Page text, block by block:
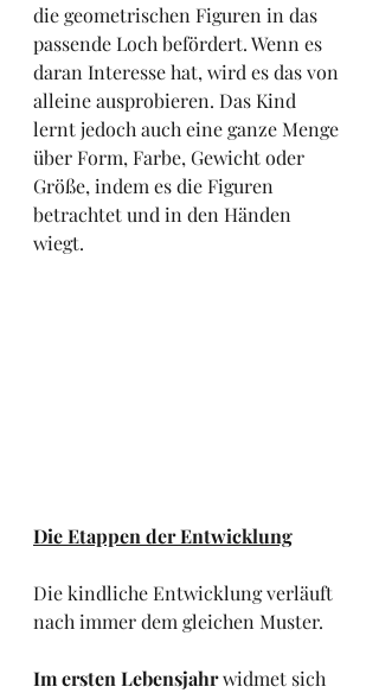
die geometrischen Figuren in das
passende Loch befördert. Wenn es
daran Interesse hat, wird es das von
alleine ausprobieren. Das Kind
lernt jedoch auch eine ganze Menge
über Form, Farbe, Gewicht oder
Größe, indem es die Figuren
betrachtet und in den Händen
wiegt.
Die Etappen der Entwicklung
Die kindliche Entwicklung verläuft
nach immer dem gleichen Muster.
Im ersten Lebensjahr widmet sich